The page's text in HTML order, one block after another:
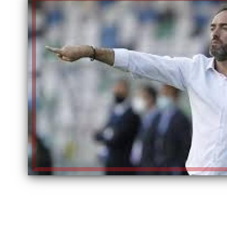
إلهام شرشر تكتب: دي مبقتش كورة..
دي سياسة
الكاتبة إلهام شرشر تهنئ الرئيس
السيسي بعيد ميلاده وتُشيد بجهوده
في بناء الدولة